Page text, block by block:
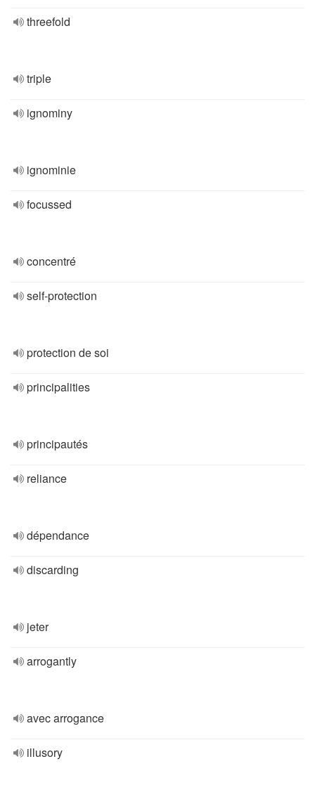
threefold
triple
ignominy
ignominie
focussed
concentré
self-protection
protection de soi
principalities
principautés
reliance
dépendance
discarding
jeter
arrogantly
avec arrogance
illusory